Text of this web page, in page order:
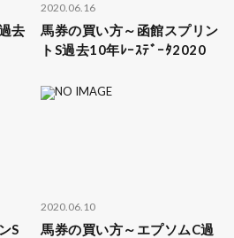
去
2020.06.16
馬券の買い方～函館スプリン
トS過去10年ﾚｰｽﾃﾞｰﾀ2020
S
2020.06.10
馬券の買い方～エプソムC過